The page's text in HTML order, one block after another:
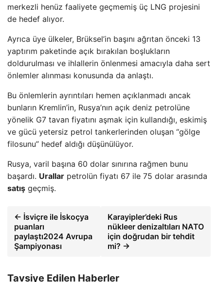
merkezli henüz faaliyete geçmemiş üç LNG projesini
de hedef alıyor.
Ayrıca üye ülkeler, Brüksel’in başını ağrıtan önceki 13
yaptırım paketinde açık bırakılan boşlukların
doldurulması ve ihlallerin önlenmesi amacıyla daha sert
önlemler alınması konusunda da anlaştı.
Bu önlemlerin ayrıntıları hemen açıklanmadı ancak
bunların Kremlin’in, Rusya’nın açık deniz petrolüne
yönelik G7 tavan fiyatını aşmak için kullandığı, eskimiş
ve gücü yetersiz petrol tankerlerinden oluşan “gölge
filosunu” hedef aldığı düşünülüyor.
Rusya, varil başına 60 dolar sınırına rağmen bunu
başardı. Urallar petrolün fiyatı 67 ile 75 dolar arasında
satış geçmiş.
← İsviçre ile İskoçya
puanları
paylaştı2024 Avrupa
Şampiyonası
Karayipler’deki Rus
nükleer denizaltıları NATO
için doğrudan bir tehdit
mi? →
Tavsiye Edilen Haberler